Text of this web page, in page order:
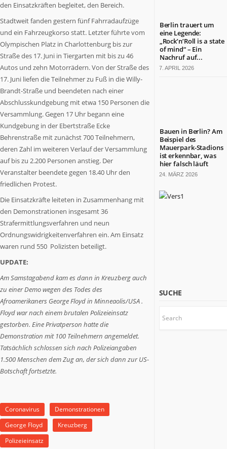
den Einsatzkräften begleitet, den Bereich.
Stadtweit fanden gestern fünf Fahrradaufzüge
und ein Fahrzeugkorso statt. Letzter führte vom
Olympischen Platz in Charlottenburg bis zur
Straße des 17. Juni in Tiergarten mit bis zu 46
Autos und zehn Motorrädern. Von der Straße des
17. Juni liefen die Teilnehmer zu Fuß in die Willy-
Brandt-Straße und beendeten nach einer
Abschlusskundgebung mit etwa 150 Personen die
Versammlung. Gegen 17 Uhr begann eine
Kundgebung in der Ebertstraße Ecke
Behrenstraße mit zunächst 700 Teilnehmern,
deren Zahl im weiteren Verlauf der Versammlung
auf bis zu 2.200 Personen anstieg. Der
Veranstalter beendete gegen 18.40 Uhr den
friedlichen Protest.
Die Einsatzkräfte leiteten in Zusammenhang mit
den Demonstrationen insgesamt 36
Strafermittlungsverfahren und neun
Ordnungswidrigkeitenverfahren ein. Am Einsatz
waren rund 550 Polizisten beteiligt.
UPDATE:
Am Samstagabend kam es dann in Kreuzberg auch
zu einer Demo wegen des Todes des
Afroamerikaners George Floyd in Minneaolis/USA .
Floyd war nach einem brutalen Polizeieinsatz
gestorben. Eine Privatperson hatte die
Demonstration mit 100 Teilnehmern angemeldet.
Tatsächlich schlossen sich nach Polizeiangaben
1.500 Menschen dem Zug an, der sich dann zur US-
Botschaft fortsetzte.
Coronavirus
Demonstrationen
George Floyd
Kreuzberg
Polizeieinsatz
Berlin trauert um
eine Legende:
„Rock’n’Roll is a state
of mind“ – Ein
Nachruf auf...
7. APRIL 2026
Bauen in Berlin? Am
Beispiel des
Mauerpark-Stadions
ist erkennbar, was
hier falsch läuft
24. MÄRZ 2026
SUCHE
Berlin
wichtig
ist.
Themen
und
Lebensart.
Es
kommen
zu
Wort,
an,
die